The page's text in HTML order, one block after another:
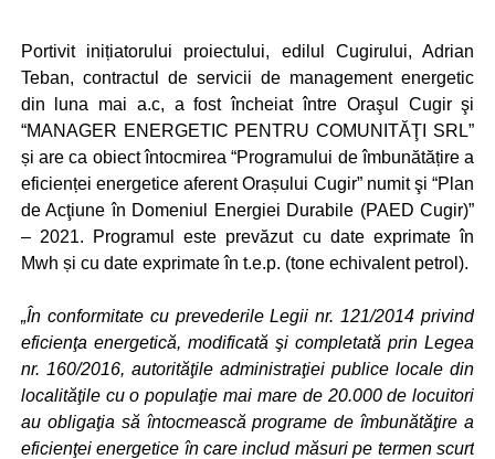
Portivit inițiatorului proiectului, edilul Cugirului, Adrian
Teban, contractul de servicii de management energetic
din luna mai a.c, a fost încheiat între Oraşul Cugir şi
“MANAGER ENERGETIC PENTRU COMUNITĂŢI SRL”
și are ca obiect întocmirea “Programului de îmbunătățire a
eficienței energetice aferent Orașului Cugir” numit şi “Plan
de Acţiune în Domeniul Energiei Durabile (PAED Cugir)”
– 2021. Programul este prevăzut cu date exprimate în
Mwh și cu date exprimate în t.e.p. (tone echivalent petrol).
„În conformitate cu prevederile Legii nr. 121/2014 privind
eficienţa energetică, modificată şi completată prin Legea
nr. 160/2016, autorităţile administraţiei publice locale din
localităţile cu o populaţie mai mare de 20.000 de locuitori
au obligaţia să întocmească programe de îmbunătăţire a
eficienţei energetice în care includ măsuri pe termen scurt